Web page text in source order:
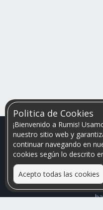
Politica de Cookies
¡Bienvenido a Rumis!
nuestro sitio web y
continuar navegando en
cookies según lo descrito
Acepto todas las cookies
Relacionamos personas